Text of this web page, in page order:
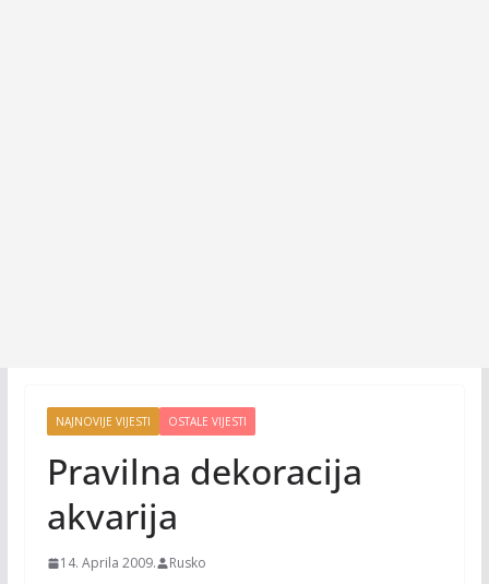
NAJNOVIJE VIJESTI OSTALE VIJESTI
Pravilna dekoracija
akvarija
14. Aprila 2009. Rusko